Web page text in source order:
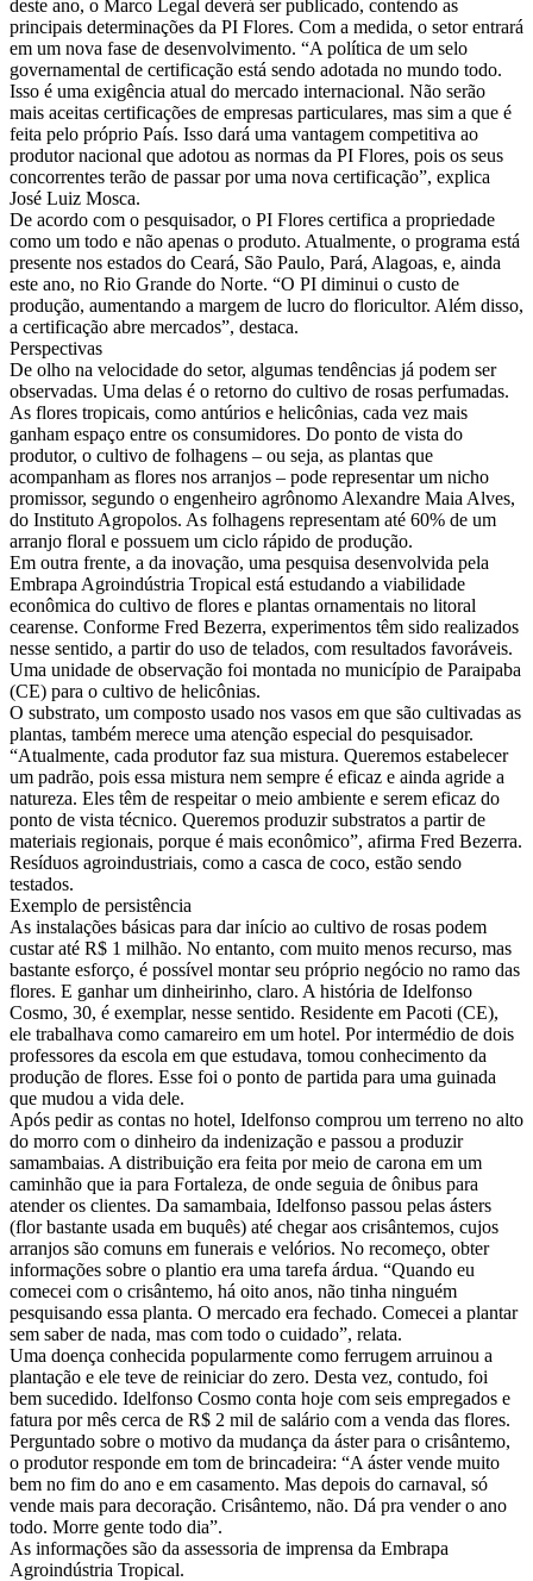
deste ano, o Marco Legal deverá ser publicado, contendo as
principais determinações da PI Flores. Com a medida, o setor entrará
em um nova fase de desenvolvimento. “A política de um selo
governamental de certificação está sendo adotada no mundo todo.
Isso é uma exigência atual do mercado internacional. Não serão
mais aceitas certificações de empresas particulares, mas sim a que é
feita pelo próprio País. Isso dará uma vantagem competitiva ao
produtor nacional que adotou as normas da PI Flores, pois os seus
concorrentes terão de passar por uma nova certificação”, explica
José Luiz Mosca.
De acordo com o pesquisador, o PI Flores certifica a propriedade
como um todo e não apenas o produto. Atualmente, o programa está
presente nos estados do Ceará, São Paulo, Pará, Alagoas, e, ainda
este ano, no Rio Grande do Norte. “O PI diminui o custo de
produção, aumentando a margem de lucro do floricultor. Além disso,
a certificação abre mercados”, destaca.
Perspectivas
De olho na velocidade do setor, algumas tendências já podem ser
observadas. Uma delas é o retorno do cultivo de rosas perfumadas.
As flores tropicais, como antúrios e helicônias, cada vez mais
ganham espaço entre os consumidores. Do ponto de vista do
produtor, o cultivo de folhagens – ou seja, as plantas que
acompanham as flores nos arranjos – pode representar um nicho
promissor, segundo o engenheiro agrônomo Alexandre Maia Alves,
do Instituto Agropolos. As folhagens representam até 60% de um
arranjo floral e possuem um ciclo rápido de produção.
Em outra frente, a da inovação, uma pesquisa desenvolvida pela
Embrapa Agroindústria Tropical está estudando a viabilidade
econômica do cultivo de flores e plantas ornamentais no litoral
cearense. Conforme Fred Bezerra, experimentos têm sido realizados
nesse sentido, a partir do uso de telados, com resultados favoráveis.
Uma unidade de observação foi montada no município de Paraipaba
(CE) para o cultivo de helicônias.
O substrato, um composto usado nos vasos em que são cultivadas as
plantas, também merece uma atenção especial do pesquisador.
“Atualmente, cada produtor faz sua mistura. Queremos estabelecer
um padrão, pois essa mistura nem sempre é eficaz e ainda agride a
natureza. Eles têm de respeitar o meio ambiente e serem eficaz do
ponto de vista técnico. Queremos produzir substratos a partir de
materiais regionais, porque é mais econômico”, afirma Fred Bezerra.
Resíduos agroindustriais, como a casca de coco, estão sendo
testados.
Exemplo de persistência
As instalações básicas para dar início ao cultivo de rosas podem
custar até R$ 1 milhão. No entanto, com muito menos recurso, mas
bastante esforço, é possível montar seu próprio negócio no ramo das
flores. E ganhar um dinheirinho, claro. A história de Idelfonso
Cosmo, 30, é exemplar, nesse sentido. Residente em Pacoti (CE),
ele trabalhava como camareiro em um hotel. Por intermédio de dois
professores da escola em que estudava, tomou conhecimento da
produção de flores. Esse foi o ponto de partida para uma guinada
que mudou a vida dele.
Após pedir as contas no hotel, Idelfonso comprou um terreno no alto
do morro com o dinheiro da indenização e passou a produzir
samambaias. A distribuição era feita por meio de carona em um
caminhão que ia para Fortaleza, de onde seguia de ônibus para
atender os clientes. Da samambaia, Idelfonso passou pelas ásters
(flor bastante usada em buquês) até chegar aos crisântemos, cujos
arranjos são comuns em funerais e velórios. No recomeço, obter
informações sobre o plantio era uma tarefa árdua. “Quando eu
comecei com o crisântemo, há oito anos, não tinha ninguém
pesquisando essa planta. O mercado era fechado. Comecei a plantar
sem saber de nada, mas com todo o cuidado”, relata.
Uma doença conhecida popularmente como ferrugem arruinou a
plantação e ele teve de reiniciar do zero. Desta vez, contudo, foi
bem sucedido. Idelfonso Cosmo conta hoje com seis empregados e
fatura por mês cerca de R$ 2 mil de salário com a venda das flores.
Perguntado sobre o motivo da mudança da áster para o crisântemo,
o produtor responde em tom de brincadeira: “A áster vende muito
bem no fim do ano e em casamento. Mas depois do carnaval, só
vende mais para decoração. Crisântemo, não. Dá pra vender o ano
todo. Morre gente todo dia”.
As informações são da assessoria de imprensa da Embrapa
Agroindústria Tropical.